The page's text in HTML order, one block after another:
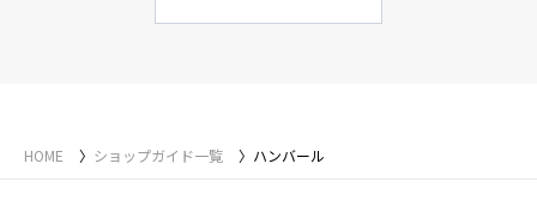
HOME ショップガイド一覧 ハンバール